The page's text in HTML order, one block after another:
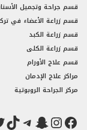
قسم جراحة وتجميل
قسم زراعة الأعضاء في
قسم زراعة الكبد
قسم زراعة الكلى
قسم علاج الأورام
مراكز علاج الإدمان
مركز الجراحة الروبوتية
فيسبوك
إنستجرام
سناب شاتتيك